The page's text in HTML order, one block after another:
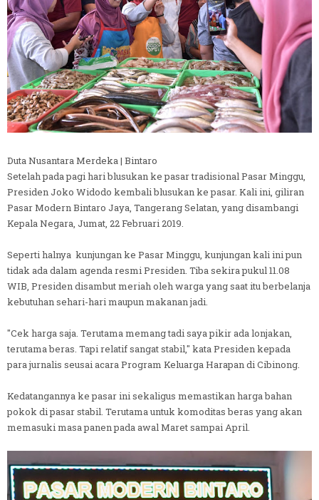
Duta Nusantara Merdeka | Bintaro
Setelah pada pagi hari blusukan ke pasar tradisional Pasar Minggu,
Presiden Joko Widodo kembali blusukan ke pasar. Kali ini, giliran
Pasar Modern Bintaro Jaya, Tangerang Selatan, yang disambangi
Kepala Negara, Jumat, 22 Februari 2019.
Seperti halnya kunjungan ke Pasar Minggu, kunjungan kali ini pun
tidak ada dalam agenda resmi Presiden. Tiba sekira pukul 11.08
WIB, Presiden disambut meriah oleh warga yang saat itu berbelanja
kebutuhan sehari-hari maupun makanan jadi.
"Cek harga saja. Terutama memang tadi saya pikir ada lonjakan,
terutama beras. Tapi relatif sangat stabil," kata Presiden kepada
para jurnalis seusai acara Program Keluarga Harapan di Cibinong.
Kedatangannya ke pasar ini sekaligus memastikan harga bahan
pokok di pasar stabil. Terutama untuk komoditas beras yang akan
memasuki masa panen pada awal Maret sampai April.